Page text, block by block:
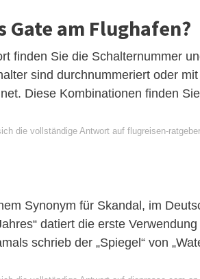
am Flughafen?
finden Sie die Schalternummer
sind durchnummeriert oder
Diese Kombinationen finden
die vollständige Antwort auf flugreisen-
Synonym für Skandal, im
datiert die erste Verwendung
schrieb der „Spiegel“ von